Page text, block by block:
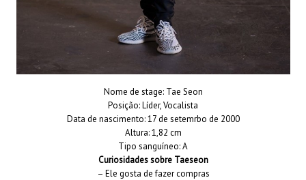
Nome de stage: Tae Seon
Posição: Líder, Vocalista
Data de nascimento: 17 de setemrbo de 2000
Altura: 1,82 cm
Tipo sanguíneo: A
Curiosidades sobre Taeseon
– Ele gosta de fazer compras